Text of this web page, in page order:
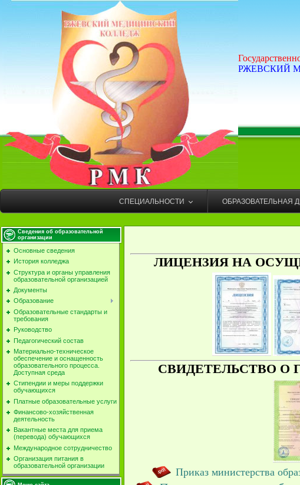
РЖЕВСКИЙ
СПЕЦИАЛЬНОСТИ ОБРАЗОВАТЕЛЬНАЯ
Сведения об образовательной
организации
Основные сведения
История колледжа
Структура и органы управления
образовательной организацией
Документы
Образование
Образовательные стандарты и
требования
Руководство
Педагогический состав
Материально-техническое
обеспечение и оснащенность
образовательного процесса.
Доступная среда
Стипендии и меры поддержки
обучающихся
Платные образовательные услуги
Финансово-хозяйственная
деятельность
Вакантные места для приема
(перевода) обучающихся
Международное сотрудничество
Организация питания в
образовательной организации
ЛИЦЕНЗИЯ НА
СВИДЕТЕЛЬСТВО О
Приказ министерства